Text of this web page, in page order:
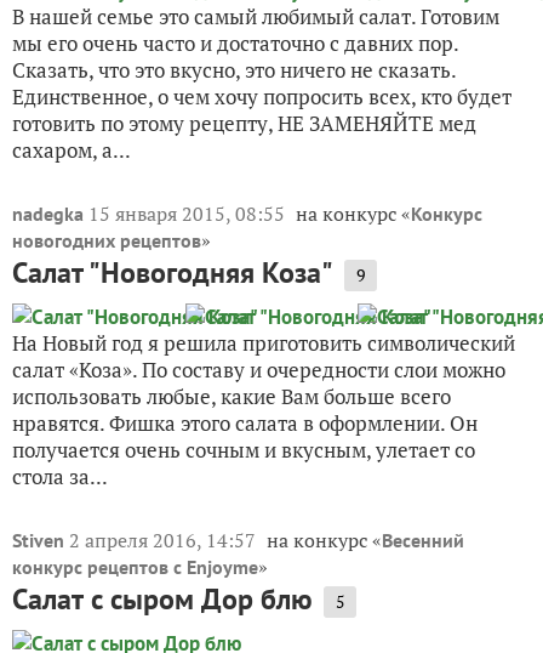
В нашей семье это самый любимый салат. Готовим
мы его очень часто и достаточно с давних пор.
Сказать, что это вкусно, это ничего не сказать.
Единственное, о чем хочу попросить всех, кто будет
готовить по этому рецепту, НЕ ЗАМЕНЯЙТЕ мед
сахаром, а...
nadegka 15 января 2015, 08:55 на конкурс «Конкурс
новогодних рецептов»
Салат "Новогодняя Коза" 9
На Новый год я решила приготовить символический
салат «Коза». По составу и очередности слои можно
использовать любые, какие Вам больше всего
нравятся. Фишка этого салата в оформлении. Он
получается очень сочным и вкусным, улетает со
стола за...
Stiven 2 апреля 2016, 14:57 на конкурс «Весенний
конкурс рецептов с Enjoyme»
Салат с сыром Дор блю 5